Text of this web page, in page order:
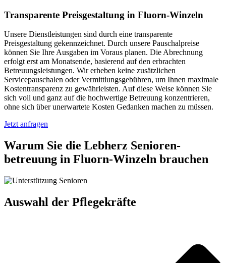
Transparente Preisgestaltung in Fluorn-Winzeln
Unsere Dienstleistungen sind durch eine transparente
Preisgestaltung gekennzeichnet. Durch unsere Pauschalpreise
können Sie Ihre Ausgaben im Voraus planen. Die Abrechnung
erfolgt erst am Monatsende, basierend auf den erbrachten
Betreuungsleistungen. Wir erheben keine zusätzlichen
Servicepauschalen oder Vermittlungsgebühren, um Ihnen maximale
Kostentransparenz zu gewährleisten. Auf diese Weise können Sie
sich voll und ganz auf die hochwertige Betreuung konzentrieren,
ohne sich über unerwartete Kosten Gedanken machen zu müssen.
Jetzt anfragen
Warum Sie die Lebherz Senioren­
betreuung in Fluorn-Winzeln brauchen
Auswahl der Pflegekräfte